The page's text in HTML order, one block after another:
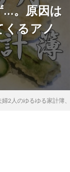
…。原因は
くるアノ
婦2人のゆるゆる家計簿